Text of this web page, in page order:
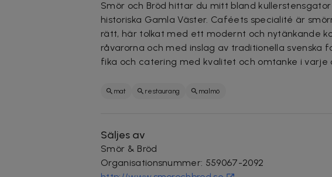
Smör och Bröd hittar du mitt bland
historiska Gamla Väster. Caféets specialité är
rätt, här tolkat med ett modernt och nytänkande
råvarorna och med inslag av traditionella svenska
fika och catering med kvalitet och omtanke i varje
mat restaurang malmö
Säljes av
Smör & Bröd
Organisationsnummer: 559067-2092